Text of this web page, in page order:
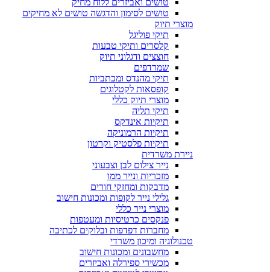
טושים ואביזרים ללוח מחיק
טושים לסימון והדגשה טושים לא מחיקים
מוצרי תיוק
תיקי פוליגל
קלסרים ותיקי טבעות
חוצצים ודגלוני תיוק
שמרדפים
תיקי מהנדס ומכתביות
קופסאות לקטלוגים
מוצרי תיוק כללי
תיקי תליה
תיקיות אינדקס
תיקיות הרמוניקה
תיקיות פלסטיק וקרטון
ניירת משרדית
נייר צילום לבן וצבעוני
מזכריות ונייר ממו
מדבקות ומחזקי חורים
גלילי נייר לקופות ומכונות חישוב
מוצרי נייר כללי
פנקסים כרטיסיות ומעטפות
מחברות דפדפות ובלוקים לכתיבה
טכנולוגיה ומיכון משרדי
מחשבונים ומכונות חישוב
מכשירי ספירלה ואביזרים